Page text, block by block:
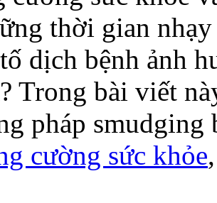
thời gian
dịch bệnh ảnh
Trong bài viết
pháp
cường sức khỏe